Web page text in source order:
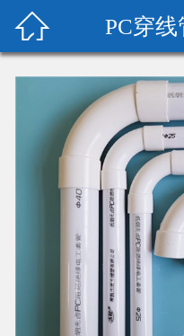
 PC穿